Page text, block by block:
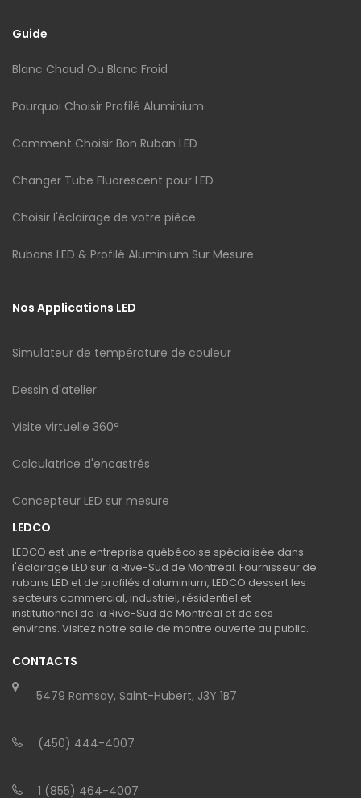
Guide
Blanc Chaud Ou Blanc Froid
Pourquoi Choisir Profilé Aluminium
Comment Choisir Bon Ruban LED
Changer Tube Fluorescent pour LED
Choisir l'éclairage de votre pièce
Rubans LED & Profilé Aluminium Sur Mesure
Nos Applications LED
Simulateur de température de couleur
Dessin d'atelier
Visite virtuelle 360°
Calculatrice d'encastrés
Concepteur LED sur mesure
LEDCO
LEDCO est une entreprise québécoise spécialisée dans
l'éclairage LED sur la Rive-Sud de Montréal. Fournisseur de
rubans LED et de profilés d'aluminium, LEDCO dessert les
secteurs commercial, industriel, résidentiel et
institutionnel de la Rive-Sud de Montréal et de ses
environs. Visitez notre salle de montre ouverte au public.
CONTACTS
5479 Ramsay, Saint-Hubert, J3Y 1B7
(450) 444-4007
1 (855) 464-4007